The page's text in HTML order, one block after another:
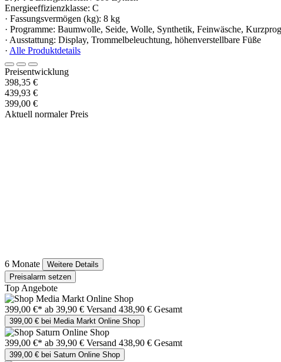
Energieeffizienzklasse: C
· Fassungsvermögen (kg): 8 kg
· Programme: Baumwolle, Seide, Wolle, Synthetik, Feinwäsche,
· Ausstattung: Display, Trommelbeleuchtung, höhenverstellbare Füße
· Alle Produktdetails
Preisentwicklung
398,35 €
439,93 €
399,00 €
Aktuell normaler Preis
6 Monate
Weitere Details
Preisalarm setzen
Top Angebote
399,00 €* ab 39,90 € Versand 438,90 € Gesamt
399,00 € bei Media Markt Online Shop
399,00 €* ab 39,90 € Versand 438,90 € Gesamt
399,00 € bei Saturn Online Shop